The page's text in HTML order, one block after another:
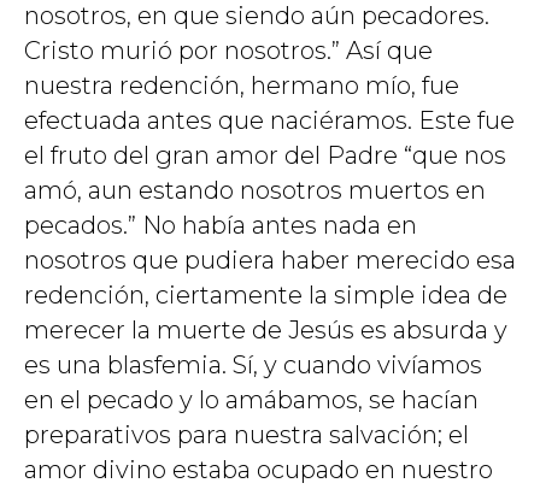
nosotros, en que siendo aún pecadores.
Cristo murió por nosotros.” Así que
nuestra redención, hermano mío, fue
efectuada antes que naciéramos. Este fue
el fruto del gran amor del Padre “que nos
amó, aun estando nosotros muertos en
pecados.” No había antes nada en
nosotros que pudiera haber merecido esa
redención, ciertamente la simple idea de
merecer la muerte de Jesús es absurda y
es una blasfemia. Sí, y cuando vivíamos
en el pecado y lo amábamos, se hacían
preparativos para nuestra salvación; el
amor divino estaba ocupado en nuestro